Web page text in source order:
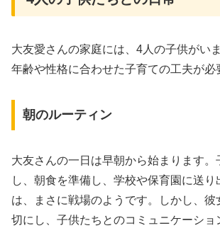
大友愛さんの家庭には、4人の子供がい
年齢や性格に合わせた子育ての工夫が必
朝のルーティン
大友さんの一日は早朝から始まります。
し、朝食を準備し、学校や保育園に送り
は、まさに戦場のようです。しかし、彼
切にし、子供たちとのコミュニケーショ